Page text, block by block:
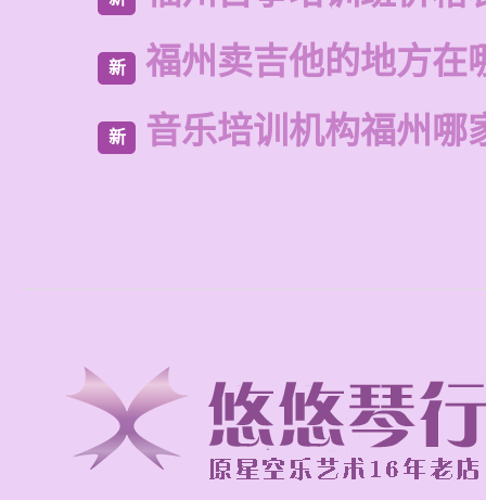
新 福州卖吉他的地方在
新 音乐培训机构福州哪